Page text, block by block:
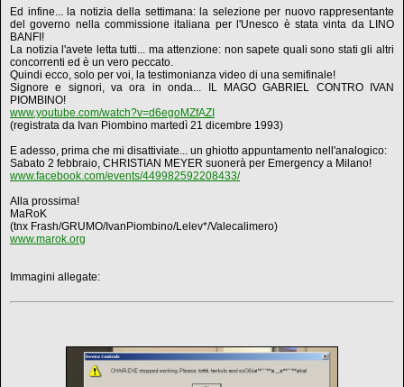
Ed infine... la notizia della settimana: la selezione per nuovo rappresentante
del governo nella commissione italiana per l'Unesco è stata vinta da LINO
BANFI!
La notizia l'avete letta tutti... ma attenzione: non sapete quali sono stati gli altri
concorrenti ed è un vero peccato.
Quindi ecco, solo per voi, la testimonianza video di una semifinale!
Signore e signori, va ora in onda... IL MAGO GABRIEL CONTRO IVAN
PIOMBINO!
www.youtube.com/watch?v=d6egoMZfAZI
(registrata da Ivan Piombino martedì 21 dicembre 1993)
E adesso, prima che mi disattiviate... un ghiotto appuntamento nell'analogico:
Sabato 2 febbraio, CHRISTIAN MEYER suonerà per Emergency a Milano!
www.facebook.com/events/449982592208433/
Alla prossima!
MaRoK
(tnx Frash/GRUMO/IvanPiombino/Lelev*/Valecalimero)
www.marok.org
Immagini allegate: